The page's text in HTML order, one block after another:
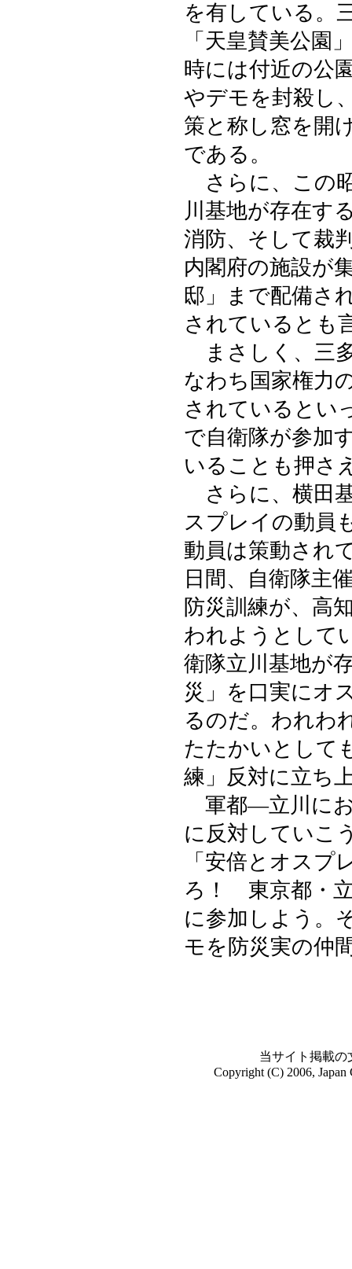
を有している。
「天皇賛美公園
時には付近の公
やデモを封殺し
策と称し窓を開
である。
さらに、この
川基地が存在す
消防、そして裁
内閣府の施設が
邸」まで配備さ
されているとも
まさしく、三
なわち国家権力
されているとい
で自衛隊が参加
いることも押さ
さらに、横田
スプレイの動員
動員は策動され
日間、自衛隊主
防災訓練が、高
われようとして
衛隊立川基地が
災」を口実にオ
るのだ。われわ
たたかいとして
練」反対に立ち
軍都―立川にお
に反対していこ
「安倍とオス
ろ！ 東京都・
に参加しよう。
モを防災実の仲
当サイト掲載の
Copyright (C) 2006, Japan